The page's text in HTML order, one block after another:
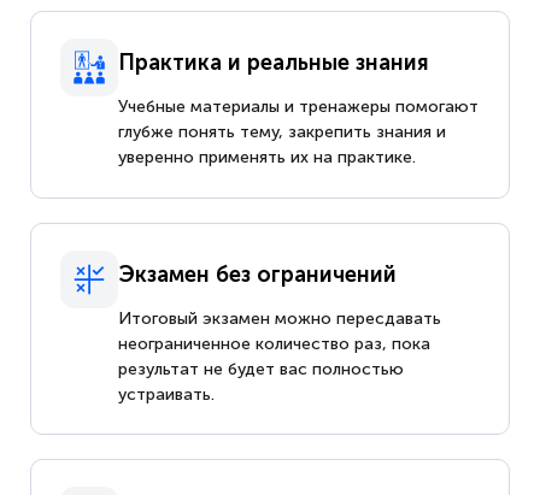
Практика и реальные знания
Учебные материалы и тренажеры помогают
глубже понять тему, закрепить знания и
уверенно применять их на практике.
Экзамен без ограничений
Итоговый экзамен можно пересдавать
неограниченное количество раз, пока
результат не будет вас полностью
устраивать.